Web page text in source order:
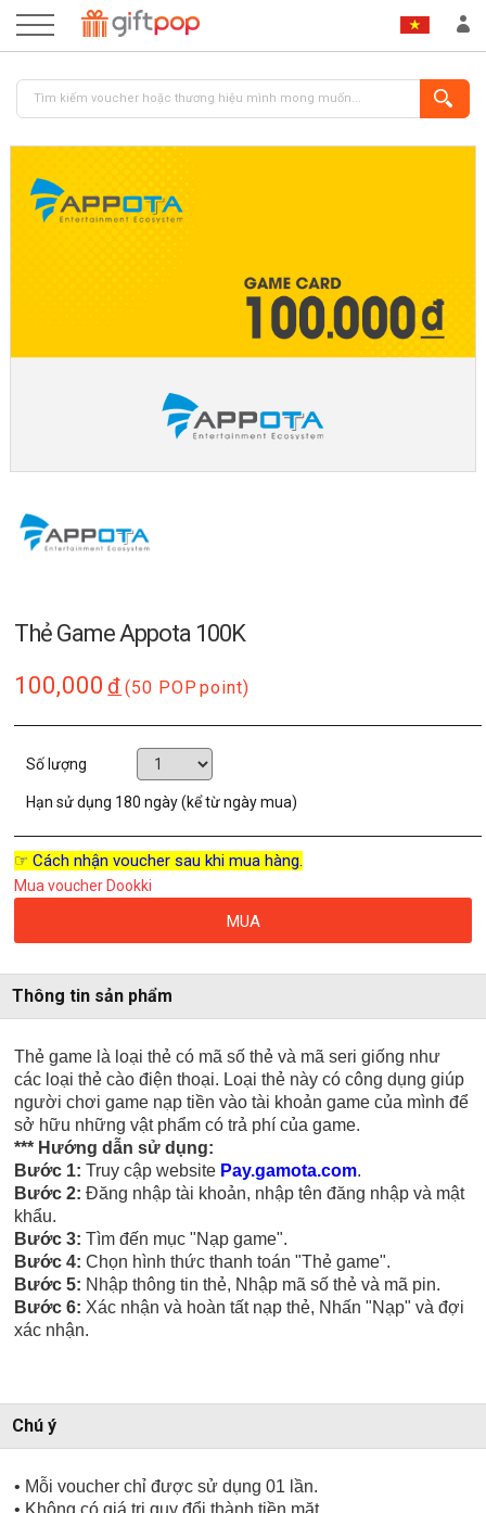
ĐĂNG KÝ
Thẻ Game Appota 100K
100,000 đ (50 POP point)
Số lượng
Hạn sử dụng 180 ngày (kể từ ngày mua)
☞ Cách nhận voucher sau khi mua hàng.
Mua voucher Dookki
MUA
Thông tin sản phẩm
Thẻ game là loại thẻ có mã số thẻ và mã seri giống như
các loại thẻ cào điện thoại. Loại thẻ này có công dụng giúp
người chơi game nạp tiền vào tài khoản game của mình để
sở hữu những vật phẩm có trả phí của game.
*** Hướng dẫn sử dụng:
Bước 1: Truy cập website Pay.gamota.com.
Bước 2:Đăng nhập tài khoản, nhập tên đăng nhập và mật
khẩu.
Bước 3: Tìm đến mục "Nạp game".
Bước 4: Chọn hình thức thanh toán "Thẻ game".
Bước 5: Nhập thông tin thẻ, Nhập mã số thẻ và mã pin.
Bước 6: Xác nhận và hoàn tất nạp thẻ, Nhấn "Nạp" và đợi
xác nhận.
Chú ý
• Mỗi voucher chỉ được sử dụng 01 lần.